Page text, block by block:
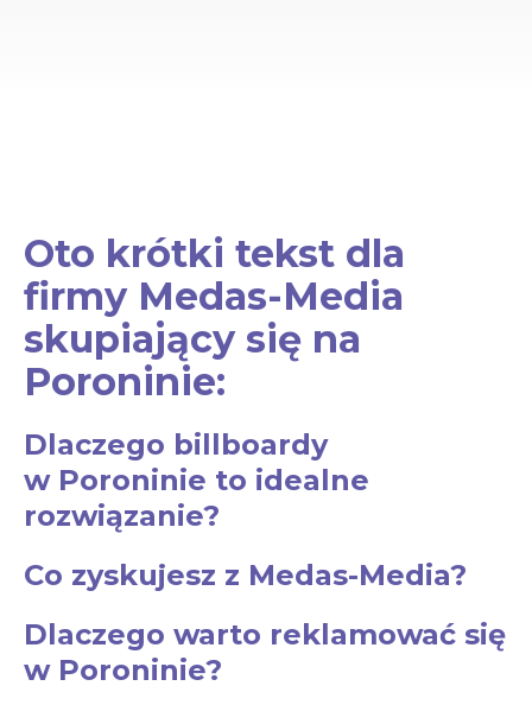
Oto krótki tekst dla
firmy Medas-Media
skupiający się na
Poroninie:
Dlaczego billboardy
w Poroninie to idealne
rozwiązanie?
Co zyskujesz z Medas-Media?
Dlaczego warto reklamować się
w Poroninie?